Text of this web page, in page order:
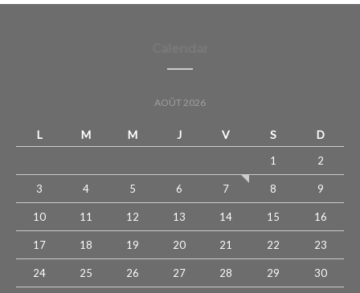
AOÛT 2026
L M M J V S D
1 2
3 4 5 6 7 8 9
10 11 12 13 14 15 16
17 18 19 20 21 22 23
24 25 26 27 28 29 30